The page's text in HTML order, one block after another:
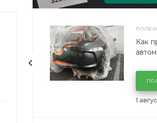
1
Как